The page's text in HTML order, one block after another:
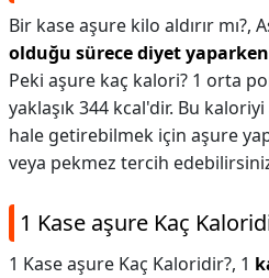
Bir kase aşure kilo aldırır mı?,
olduğu sürece diyet
Peki aşure kaç kalori? 1 orta
yaklaşık 344 kcal'dir. Bu
hale getirebilmek için aşure
veya pekmez tercih
1 Kase aşure Kaç
1 Kase aşure Kaç Kaloridir?, 1